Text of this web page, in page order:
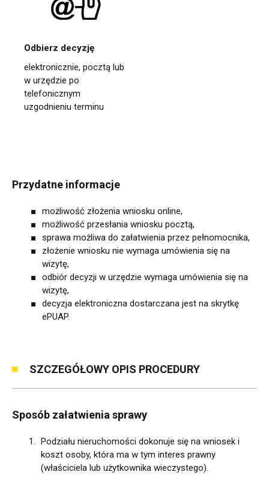
Odbierz decyzję
elektronicznie, pocztą lub
w urzędzie po
telefonicznym
uzgodnieniu terminu
Przydatne informacje
możliwość złożenia wniosku online,
możliwość przesłania wniosku pocztą,
sprawa możliwa do załatwienia przez pełnomocnika,
złożenie wniosku nie wymaga umówienia się na
wizytę,
odbiór decyzji w urzędzie wymaga umówienia się na
wizytę,
decyzja elektroniczna dostarczana jest na skrytkę
ePUAP.
SZCZEGÓŁOWY OPIS PROCEDURY
Sposób załatwienia sprawy
Podziału nieruchomości dokonuje się na wniosek i
koszt osoby, która ma w tym interes prawny
(właściciela lub użytkownika wieczystego).